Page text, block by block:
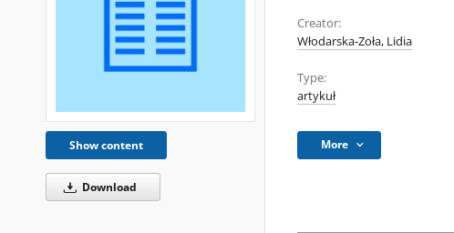
Show content
Download
Creator:
Włodarska-Zoła, Lidia
Type:
artykuł
More